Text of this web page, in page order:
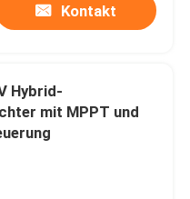
Kontakt
Hybrid-
mit MPPT und